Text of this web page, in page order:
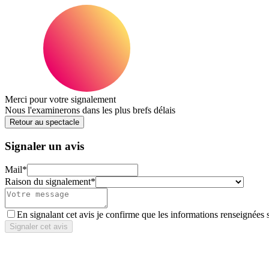
Merci pour votre signalement
Nous l'examinerons dans les plus brefs délais
Retour au spectacle
Signaler un avis
Mail*
Raison du signalement*
En signalant cet avis je confirme que les informations renseignées
Signaler cet avis